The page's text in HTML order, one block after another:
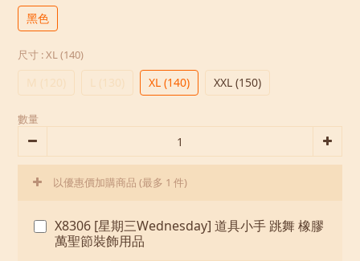
黑色
尺寸 : XL (140)
M (120) L (130) XL (140) XXL (150)
數量
以優惠價加購商品 (最多 1 件)
X8306 [星期三Wednesday] 道具小手 跳舞 橡膠
萬聖節裝飾用品